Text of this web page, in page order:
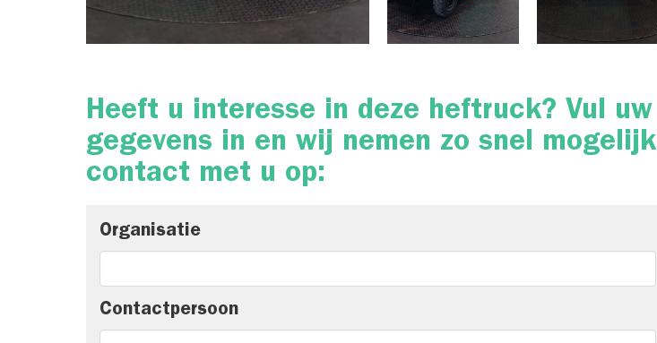
Heeft u interesse in deze heftruck? Vul uw
gegevens in en wij nemen zo snel mogelijk
contact met u op:
Organisatie
Contactpersoon